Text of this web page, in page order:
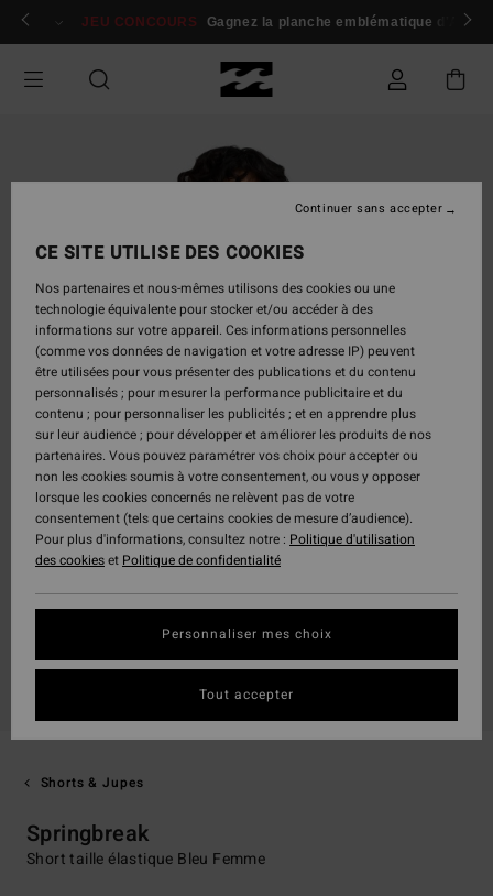
Passer
Se connecter / s'inscrire
JEU CONCOURS Gagnez la planche emblématique d'Andy
Shorts & Jupes
Springbreak
Short taille élastique Bleu Femme
CE SITE UTILISE DES COOKIES
Nos partenaires et nous-mêmes utilisons des cookies ou une
technologie équivalente pour stocker et/ou accéder à des
informations sur votre appareil. Ces informations personnelles
(comme vos données de navigation et votre adresse IP) peuvent
être utilisées pour vous présenter des publications et du contenu
personnalisés ; pour mesurer la performance publicitaire et du
contenu ; pour personnaliser les publicités ; et en apprendre plus
sur leur audience ; pour développer et améliorer les produits de nos
partenaires. Vous pouvez paramétrer vos choix pour accepter ou
non les cookies soumis à votre consentement, ou vous y opposer
lorsque les cookies concernés ne relèvent pas de votre
consentement (tels que certains cookies de mesure d’audience).
Pour plus d'informations, consultez notre : Politique d'utilisation
des cookieset Politique de confidentialité
Personnaliser mes choix
Continuer sans accepter
Tout accepter